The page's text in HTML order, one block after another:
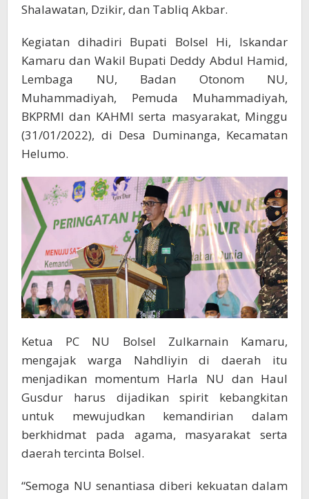
Shalawatan, Dzikir, dan Tabliq Akbar.
Kegiatan dihadiri Bupati Bolsel Hi, Iskandar
Kamaru dan Wakil Bupati Deddy Abdul Hamid,
Lembaga NU, Badan Otonom NU,
Muhammadiyah, Pemuda Muhammadiyah,
BKPRMI dan KAHMI serta masyarakat, Minggu
(31/01/2022), di Desa Duminanga, Kecamatan
Helumo.
Ketua PC NU Bolsel Zulkarnain Kamaru,
mengajak warga Nahdliyin di daerah itu
menjadikan momentum Harla NU dan Haul
Gusdur harus dijadikan spirit kebangkitan
untuk mewujudkan kemandirian dalam
berkhidmat pada agama, masyarakat serta
daerah tercinta Bolsel.
“Semoga NU senantiasa diberi kekuatan dalam